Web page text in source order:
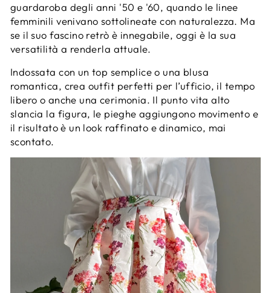
guardaroba degli anni '50 e '60, quando le linee
femminili venivano sottolineate con naturalezza. Ma
se il suo fascino retrò è innegabile, oggi è la sua
versatilità a renderla attuale.
Indossata con un top semplice o una blusa
romantica, crea outfit perfetti per l’ufficio, il tempo
libero o anche una cerimonia. Il punto vita alto
slancia la figura, le pieghe aggiungono movimento e
il risultato è un look raffinato e dinamico, mai
scontato.